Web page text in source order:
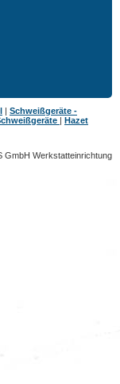
| Schweißgeräte -
| Hazet
GmbH Werkstatteinrichtung